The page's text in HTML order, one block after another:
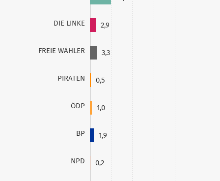
DIE LINKE
FREIE WÄHLER
PIRATEN
ÖDP
BP
NPD
2,9
3,3
0,5
1,0
1,9
0,2